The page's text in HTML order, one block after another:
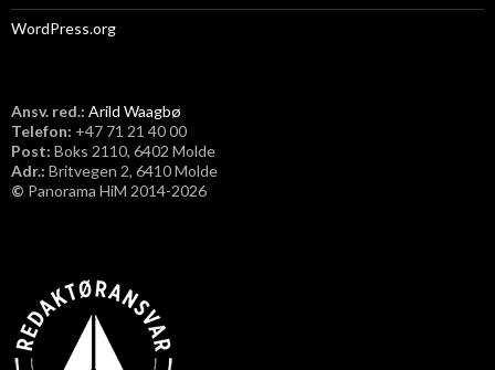
WordPress.org
Ansv. red.: Arild Waagbø
Telefon: ​+47 71 21 40 00
Post: Boks 2110, 6402 Molde
Adr.: Britvegen 2, 6410 Molde
© Panorama HiM 2014-2026